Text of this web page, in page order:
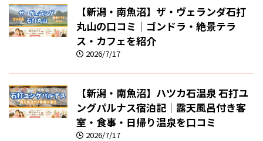
【新潟・南魚沼】ザ・ヴェランダ石打
丸山の口コミ｜ゴンドラ・絶景テラ
ス・カフェを紹介
2026/7/17
【新潟・南魚沼】ハツカ石温泉 石打ユ
ングパルナス宿泊記｜露天風呂付き客
室・食事・日帰り温泉を口コミ
2026/7/17